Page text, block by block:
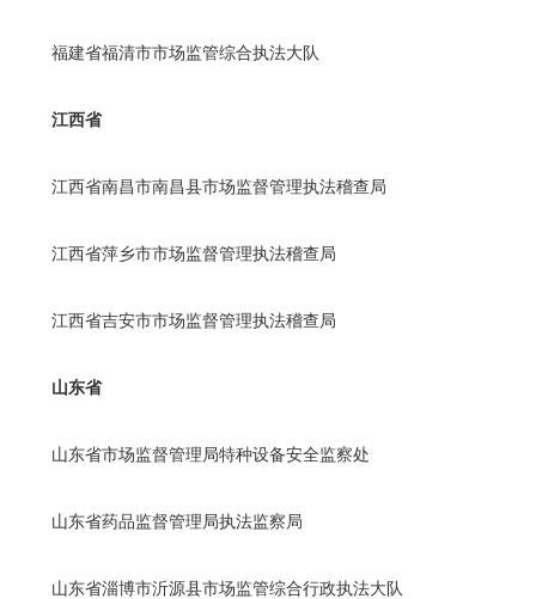
福建省福清市市场监管综合执法大队
江西省
江西省南昌市南昌县市场监督管理执法稽查局
江西省萍乡市市场监督管理执法稽查局
江西省吉安市市场监督管理执法稽查局
山东省
山东省市场监督管理局特种设备安全监察处
山东省药品监督管理局执法监察局
山东省淄博市沂源县市场监管综合行政执法大队